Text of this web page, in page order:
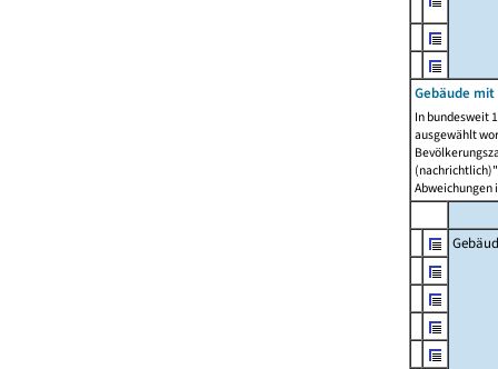
Gebäude
In bundesweit
ausgewählt
Abweichungen